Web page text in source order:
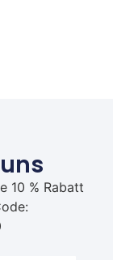
10 % Rabatt